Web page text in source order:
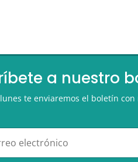
a nuestro
te enviaremos el boletín